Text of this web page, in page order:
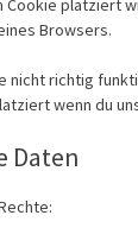
platziert
Browsers.
richtig
wenn du
Daten